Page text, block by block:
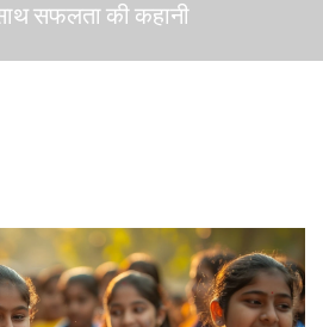
सफलता की कहानी